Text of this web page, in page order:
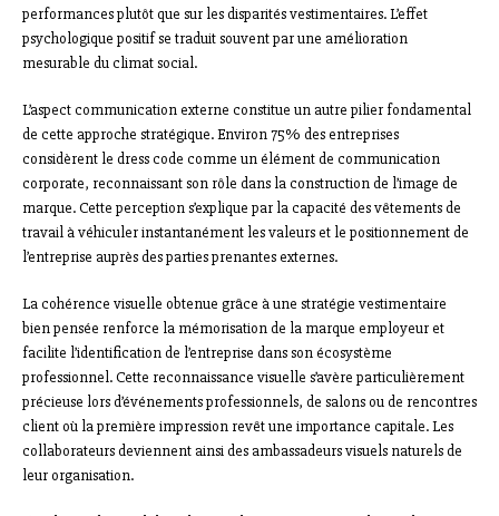
performances plutôt que sur les disparités vestimentaires. L’effet
psychologique positif se traduit souvent par une amélioration
mesurable du climat social.
L’aspect communication externe constitue un autre pilier fondamental
de cette approche stratégique. Environ 75% des entreprises
considèrent le dress code comme un élément de communication
corporate, reconnaissant son rôle dans la construction de l’image de
marque. Cette perception s’explique par la capacité des vêtements de
travail à véhiculer instantanément les valeurs et le positionnement de
l’entreprise auprès des parties prenantes externes.
La cohérence visuelle obtenue grâce à une stratégie vestimentaire
bien pensée renforce la mémorisation de la marque employeur et
facilite l’identification de l’entreprise dans son écosystème
professionnel. Cette reconnaissance visuelle s’avère particulièrement
précieuse lors d’événements professionnels, de salons ou de rencontres
client où la première impression revêt une importance capitale. Les
collaborateurs deviennent ainsi des ambassadeurs visuels naturels de
leur organisation.